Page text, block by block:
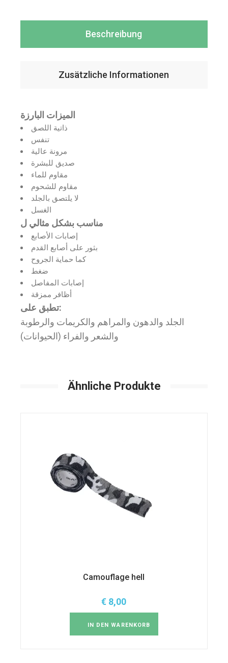
Beschreibung
Zusätzliche Informationen
الميزات البارزة
ذاتية اللصق
تنفس
مرونة عالية
صديق للبشرة
مقاوم للماء
مقاوم للشحوم
لا يلتصق بالجلد
الغسل
مناسب بشكل مثالي ل
إصابات الأصابع
بثور على أصابع القدم
كما حماية الجروح
ضغط
إصابات المفاصل
أظافر ممزقة
تطبق على:
الجلد والدهون والمراهم والكريمات والرطوبة
والشعر والفراء (الحيوانات)
Ähnliche Produkte
Camouflage hell
€ 8,00
IN DEN WARENKORB